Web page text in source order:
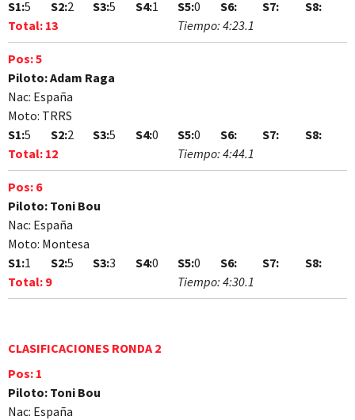
S1:5 S2:2 S3:5 S4:1 S5:0 S6: S7:
S8:
Total: 13 Tiempo: 4:23.1
Pos:5
Piloto:Adam Raga
Nac: España
Moto: TRRS
S1:5 S2:2 S3:5 S4:0 S5:0 S6: S7:
S8:
Total: 12 Tiempo: 4:44.1
Pos: 6
Piloto: Toni Bou
Nac: España
Moto: Montesa
S1:1 S2:5 S3:3 S4:0 S5:0 S6: S7:
S8:
Total: 9 Tiempo: 4:30.1
CLASIFICACIONES RONDA 2
Pos: 1
Piloto: Toni Bou
Nac: España